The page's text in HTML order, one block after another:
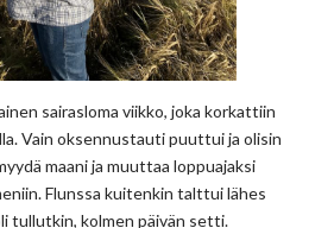
sairasloma viikko, joka korkattiin
Vain oksennustauti puuttui ja olisin
maani ja muuttaa loppuajaksi
Flunssa kuitenkin talttui lähes
tullutkin, kolmen päivän setti.